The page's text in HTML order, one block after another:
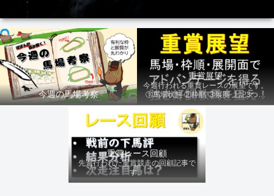
今週の馬場考察
重賞展望
今週行われる重賞レースの展望です。
①馬場状態 ②枠順 ③展開 上記3つの
ファクターから有利にレースを運べる
馬を導き、追い切りの動きを加味して
最終評価を下します。
重賞レース回顧
先週行われた重賞競走の回顧記事で
す。